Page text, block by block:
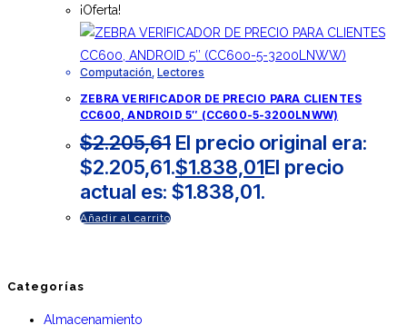
¡Oferta!
Computación, Lectores
ZEBRA VERIFICADOR DE PRECIO PARA CLIENTES
CC600, ANDROID 5″ (CC600-5-3200LNWW)
$2.205,61 El precio original era:
$2.205,61.$1.838,01El precio
actual es: $1.838,01.
Añadir al carrito
Categorías
Almacenamiento